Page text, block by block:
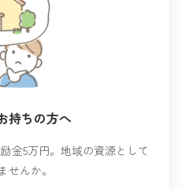
持ちの方へ
金5万円。地域の資源として
せんか。